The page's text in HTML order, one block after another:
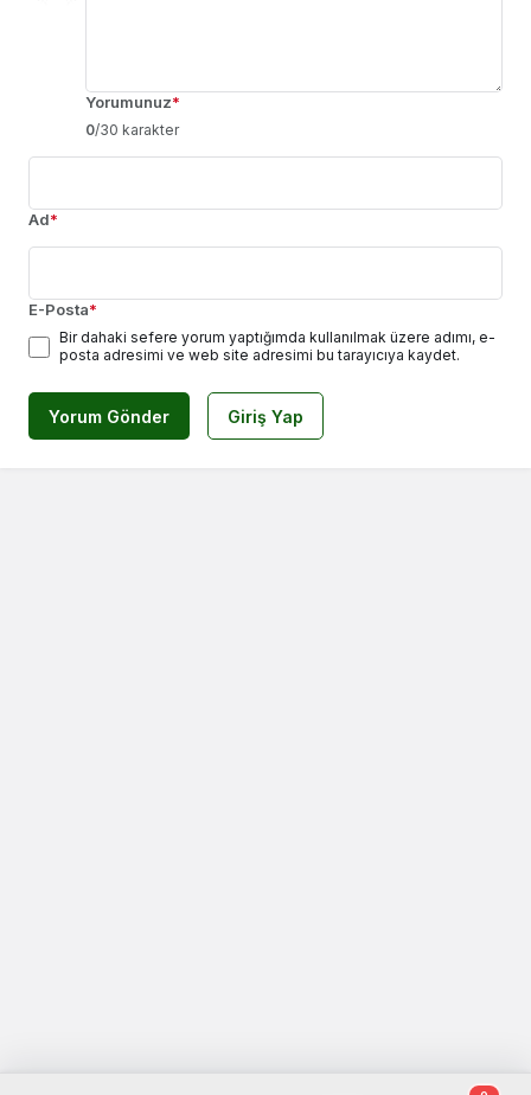
Yorumunuz*
0/30 karakter
Ad*
E-Posta*
Bir dahaki sefere yorum yaptığımda kullanılmak üzere adımı, e-
posta adresimi ve web site adresimi bu tarayıcıya kaydet.
Yorum Gönder Giriş Yap